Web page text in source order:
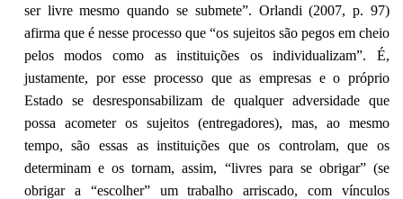
ser livre mesmo quando se submete”. Orlandi (2007, p. 97)
afirma que é nesse processo que “os sujeitos são pegos em cheio
pelos modos como as instituições os individualizam”. É,
justamente, por esse processo que as empresas e o próprio
Estado se desresponsabilizam de qualquer adversidade que
possa acometer os sujeitos (entregadores), mas, ao mesmo
tempo, são essas as instituições que os controlam, que os
determinam e os tornam, assim, “livres para se obrigar” (se
obrigar a “escolher” um trabalho arriscado, com vínculos